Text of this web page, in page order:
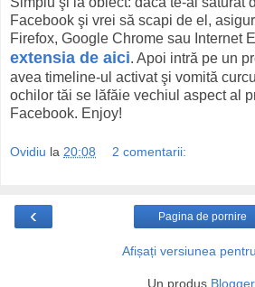
Facebook şi vrei să scapi de el,
Firefox, Google Chrome sau Internet
extensia de aici. Apoi intră pe un
avea timeline-ul activat şi vomită
ochilor tăi se lăfăie vechiul aspect al
Facebook. Enjoy!
Ovidiu la 20:08 2 comentarii:
‹ Pagina de pornire
Afișați versiunea
Un produs Blogger.